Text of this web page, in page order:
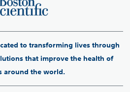
to transforming lives through
that improve the health of
around the world.